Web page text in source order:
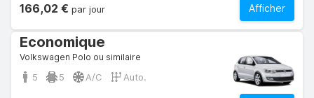
Afficher
166,02 € par jour
Economique
Volkswagen Polo ou similaire
5 5 A/C Auto.